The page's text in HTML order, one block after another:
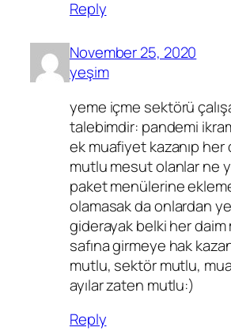
Reply
November 25, 2020
yeşim
yeme içme sektörü
talebimdir: pandemi
ek muafiyet kazanıp her
mutlu mesut olanlar ne
paket menülerine
olamasak da onlardan
giderayak belki her
safına girmeye hak
mutlu, sektör mutlu,
ayılar zaten mutlu:)
Reply